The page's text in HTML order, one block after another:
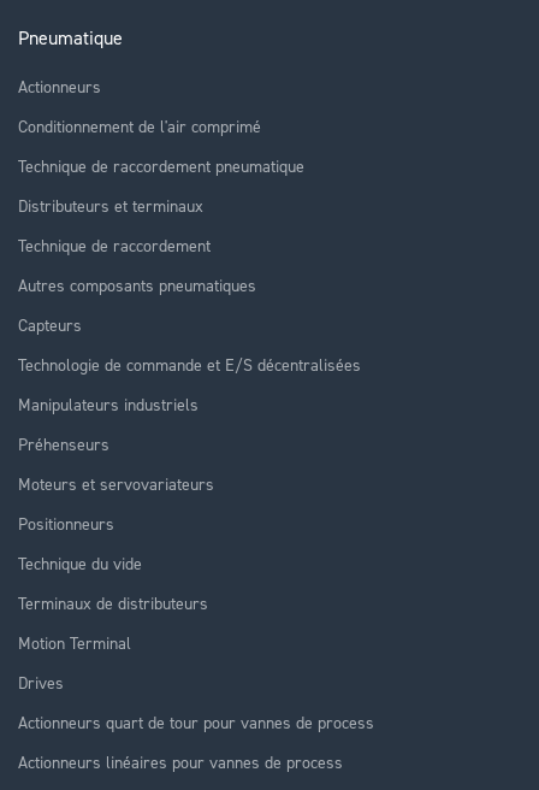
Pneumatique
Actionneurs
Conditionnement de l'air comprimé
Technique de raccordement pneumatique
Distributeurs et terminaux
Technique de raccordement
Autres composants pneumatiques
Capteurs
Technologie de commande et E/S décentralisées
Manipulateurs industriels
Préhenseurs
Moteurs et servovariateurs
Positionneurs
Technique du vide
Terminaux de distributeurs
Motion Terminal
Drives
Actionneurs quart de tour pour vannes de process
Actionneurs linéaires pour vannes de process